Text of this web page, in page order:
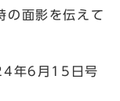
の面影を伝えて
年6月15日号